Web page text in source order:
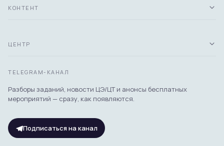
КОНТЕНТ
ЦЕНТР
TELEGRAM-КАНАЛ
Разборы заданий, новости ЦЭ/ЦТ и анонсы бесплатных
мероприятий — сразу, как появляются.
Подписаться на канал